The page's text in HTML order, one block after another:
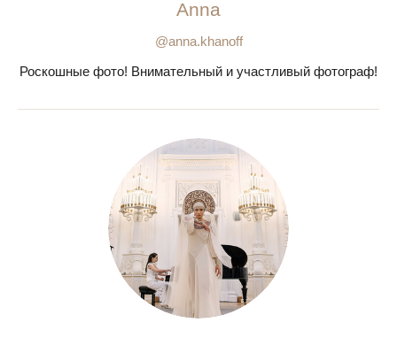
Anna
@anna.khanoff
Роскошные фото! Внимательный и участливый фотограф!